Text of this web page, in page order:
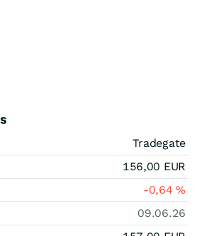
Tradegate
156,00 EUR
-0,64%
09.06.26